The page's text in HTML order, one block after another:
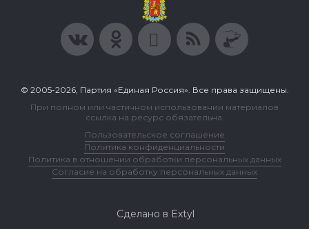
© 2005-2026, Партия «Единая Россия». Все права защищены.
При полном или частичном использовании материалов
ссылка на ресурс обязательна.
Пользовательское соглашение
Политика конфиденциальности
Политика в отношении обработки персональных данных
Согласие на обработку персональных данных
Сделано в Extyl